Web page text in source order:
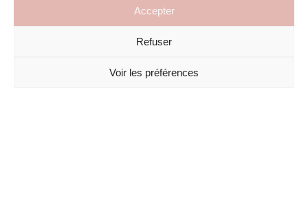
Accepter
Refuser
Voir les préférences
Artsper